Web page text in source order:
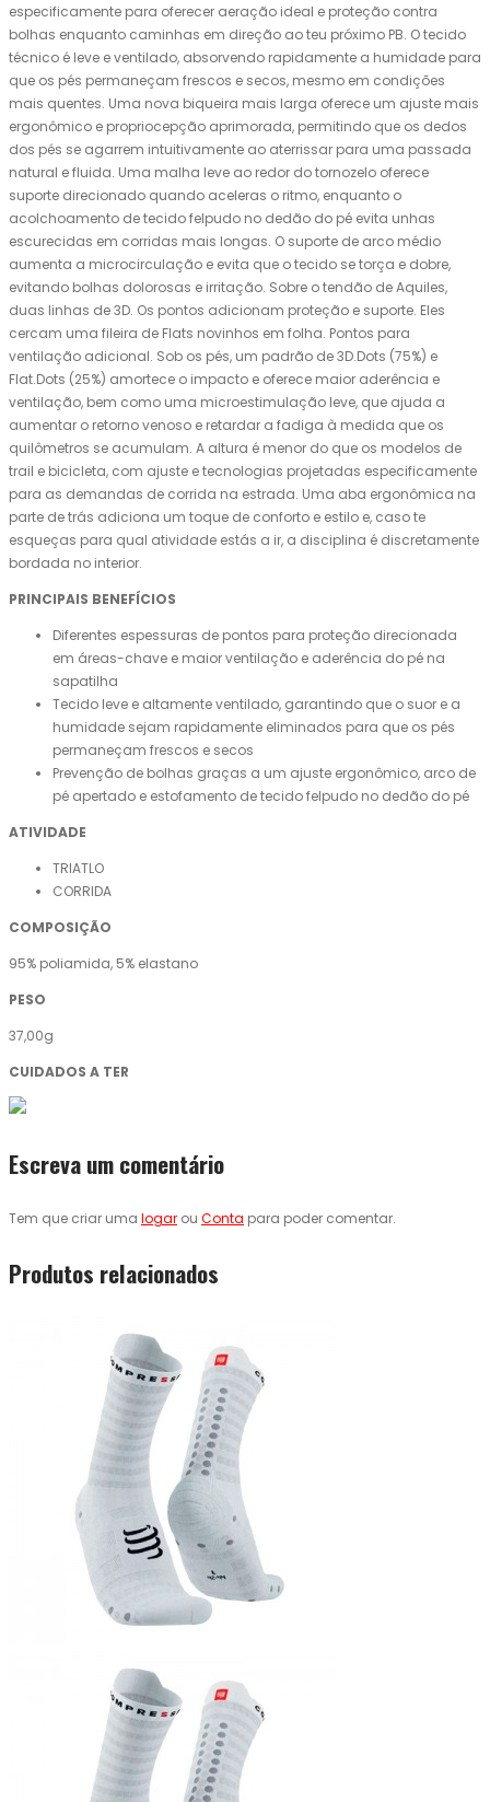
especificamente para oferecer aeração ideal e proteção contra
bolhas enquanto caminhas em direção ao teu próximo PB. O tecido
técnico é leve e ventilado, absorvendo rapidamente a humidade para
que os pés permaneçam frescos e secos, mesmo em condições
mais quentes. Uma nova biqueira mais larga oferece um ajuste mais
ergonômico e propriocepção aprimorada, permitindo que os dedos
dos pés se agarrem intuitivamente ao aterrissar para uma passada
natural e fluida. Uma malha leve ao redor do tornozelo oferece
suporte direcionado quando aceleras o ritmo, enquanto o
acolchoamento de tecido felpudo no dedão do pé evita unhas
escurecidas em corridas mais longas. O suporte de arco médio
aumenta a microcirculação e evita que o tecido se torça e dobre,
evitando bolhas dolorosas e irritação. Sobre o tendão de Aquiles,
duas linhas de 3D. Os pontos adicionam proteção e suporte. Eles
cercam uma fileira de Flats novinhos em folha. Pontos para
ventilação adicional. Sob os pés, um padrão de 3D.Dots (75%) e
Flat.Dots (25%) amortece o impacto e oferece maior aderência e
ventilação, bem como uma microestimulação leve, que ajuda a
aumentar o retorno venoso e retardar a fadiga à medida que os
quilômetros se acumulam. A altura é menor do que os modelos de
trail e bicicleta, com ajuste e tecnologias projetadas especificamente
para as demandas de corrida na estrada. Uma aba ergonômica na
parte de trás adiciona um toque de conforto e estilo e, caso te
esqueças para qual atividade estás a ir, a disciplina é discretamente
bordada no interior.
PRINCIPAIS BENEFÍCIOS
Diferentes espessuras de pontos para proteção direcionada
em áreas-chave e maior ventilação e aderência do pé na
sapatilha
Tecido leve e altamente ventilado, garantindo que o suor e a
humidade sejam rapidamente eliminados para que os pés
permaneçam frescos e secos
Prevenção de bolhas graças a um ajuste ergonômico, arco de
pé apertado e estofamento de tecido felpudo no dedão do pé
ATIVIDADE
TRIATLO
CORRIDA
COMPOSIÇÃO
95% poliamida, 5% elastano
PESO
37,00g
CUIDADOS A TER
Escreva um comentário
Tem que criar uma logar ou Conta para poder comentar.
Produtos relacionados